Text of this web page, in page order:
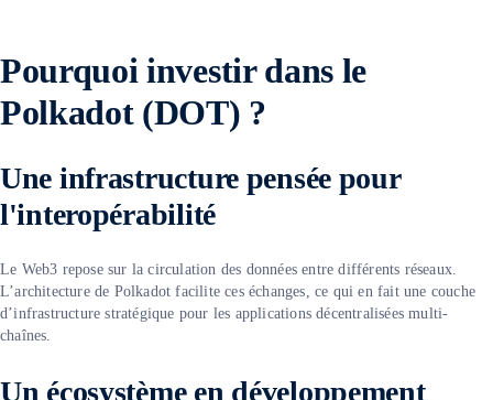
Pourquoi investir dans le
Polkadot (DOT) ?
Une infrastructure pensée pour
l'interopérabilité
Le Web3 repose sur la circulation des données entre différents réseaux.
L’architecture de Polkadot facilite ces échanges, ce qui en fait une couche
d’infrastructure stratégique pour les applications décentralisées multi-
chaînes.
Un écosystème en développement